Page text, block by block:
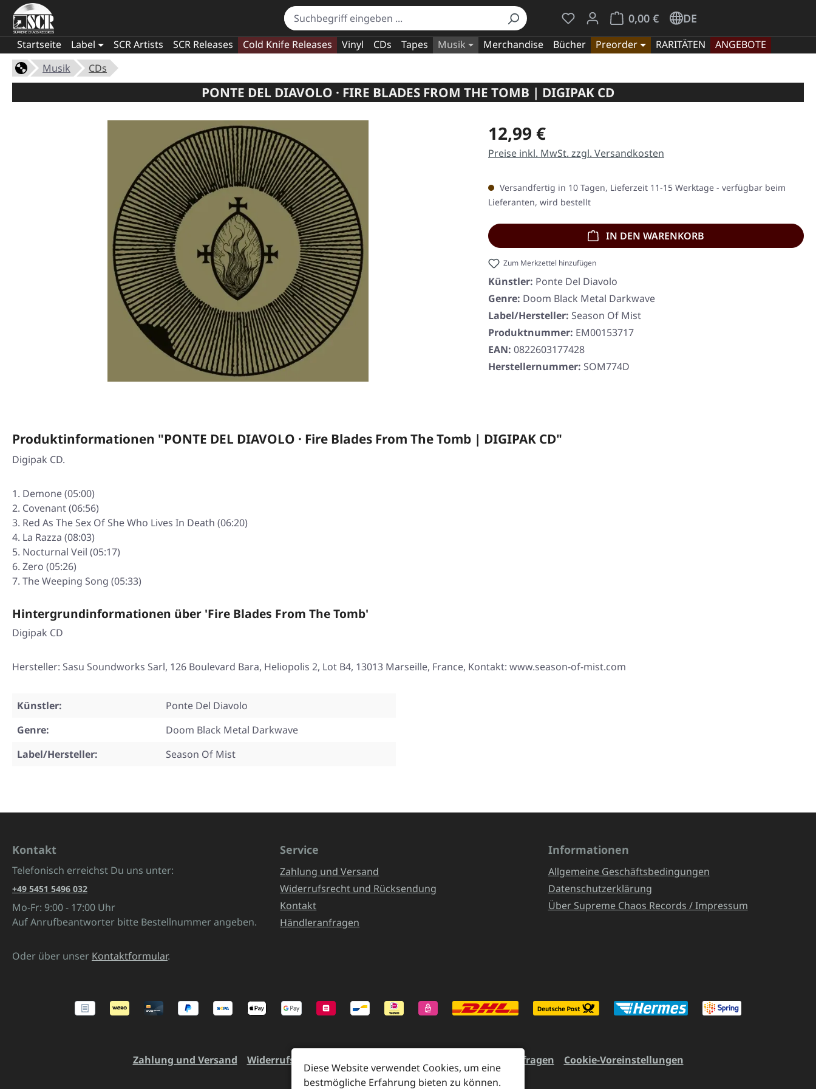
Du hast 0 Produkte auf dem Merkzettel
0,00 €
Warenkorb enthält 0 Positionen. Der
DE
Startseite Label SCR Artists SCR Releases Cold Knife Releases Vinyl CDs Tapes Musik Merchandise Bücher Preorder RARITÄTEN
ANGEBOTE
Musik
CDs
PONTE DEL DIAVOLO · FIRE BLADES FROM THE TOMB | DIGIPAK CD
Regulärer Preis:
12,99 €
Preise inkl. MwSt. zzgl. Versandkosten
Versandfertig in 10 Tagen, Lieferzeit 11-15 Werktage - verfügbar beim
Lieferanten, wird bestellt
IN DEN WARENKORB
Zum Merkzettel hinzufügen
Künstler: Ponte Del Diavolo
Genre: Doom Black Metal Darkwave
Label/Hersteller: Season Of Mist
Produktnummer: EM00153717
EAN: 0822603177428
Herstellernummer: SOM774D
Produktinformationen "PONTE DEL DIAVOLO · Fire Blades From The Tomb | DIGIPAK CD"
Digipak CD.
Demone (05:00)
Covenant (06:56)
Red As The Sex Of She Who Lives In Death (06:20)
La Razza (08:03)
Nocturnal Veil (05:17)
Zero (05:26)
The Weeping Song (05:33)
Hintergrundinformationen über 'Fire Blades From The Tomb'
Digipak CD
Hersteller: Sasu Soundworks Sarl, 126 Boulevard Bara, Heliopolis 2, Lot B4, 13013 Marseille, France, Kontakt: www.season-of-mist.com
Künstler:
Ponte Del Diavolo
Genre:
Doom Black Metal Darkwave
Label/Hersteller:
Season Of Mist
Kontakt
Telefonisch erreichst Du uns unter:
+49 5451 5496 032
Mo-Fr: 9:00 - 17:00 Uhr
Auf Anrufbeantworter bitte Bestellnummer angeben.
Oder über unser Kontaktformular.
Service
Zahlung und Versand
Widerrufsrecht und Rücksendung
Kontakt
Händleranfragen
Informationen
Allgemeine Geschäftsbedingungen
Datenschutzerklärung
Über Supreme Chaos Records / Impressum
Zahlung und Versand Widerrufsrecht und Rücksendung Händleranfragen Cookie-Voreinstellungen
Diese Website verwendet Cookies, um eine
bestmögliche Erfahrung bieten zu können.